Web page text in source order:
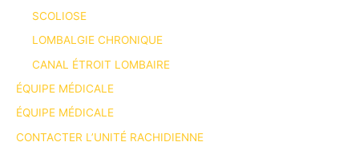
SCOLIOSE
LOMBALGIE CHRONIQUE
CANAL ÉTROIT LOMBAIRE
ÉQUIPE MÉDICALE
ÉQUIPE MÉDICALE
CONTACTER L’UNITÉ RACHIDIENNE